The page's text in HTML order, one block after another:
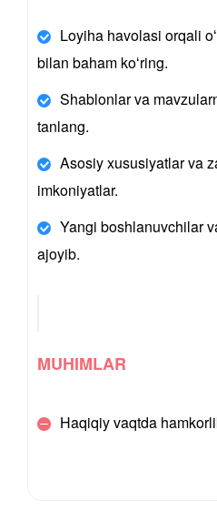
Loyiha havolasi orqali
bilan baham koʻring.
Shablonlar va
tanlang.
Asosiy xususiyatlar va
imkoniyatlar.
Yangi boshlanuvchilar
ajoyib.
MUHIMLAR
Haqiqiy vaqtda